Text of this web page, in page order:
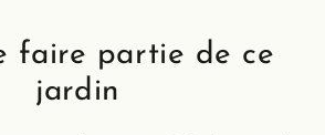
faire partie de ce
jardin